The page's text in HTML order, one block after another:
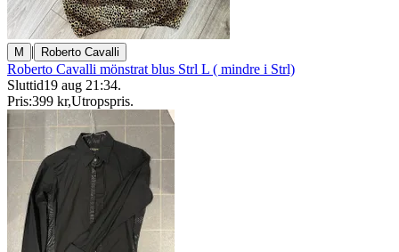
M | Roberto Cavalli
Roberto Cavalli mönstrat blus Strl L ( mindre i Strl)
Sluttid19 aug 21:34.
Pris:399 kr,Utropspris.